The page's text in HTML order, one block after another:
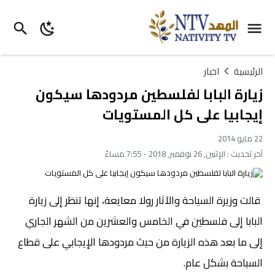
الرئيسية اخبار
زيارة البابا لفلسطين مردودها سيكون
إيجابيا على كل المستويات
22 مايو 2014
آخر تحديث : الإثنين, 26 نوفمبر, 2018 - 7:55 مساءً
قالت وزيرة السياحة والآثار رولا معايعة، إنها تنظر إلى زيارة
البابا إلى فلسطين في الخامس والعشرين من الشهر الجاري
إلى ما بعد هذه الزيارة من حيث مردودها الإيجابي على قطاع
السياحة بشكل عام.